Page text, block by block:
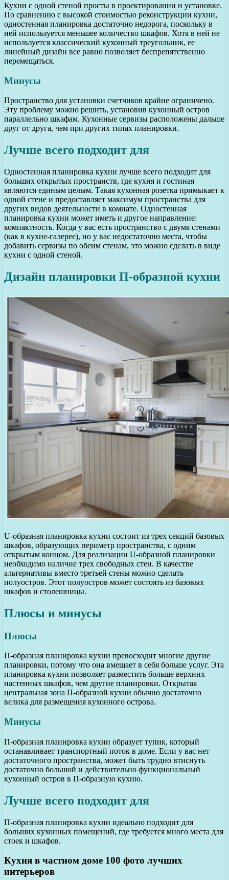
Кухни с одной стеной просты в проектировании и установке.
По сравнению с высокой стоимостью реконструкции кухни,
одностенная планировка достаточно недорога, поскольку в
ней используется меньшее количество шкафов. Хотя в ней не
используется классический кухонный треугольник, ее
линейный дизайн все равно позволяет беспрепятственно
перемещаться.
Минусы
Пространство для установки счетчиков крайне ограничено.
Эту проблему можно решить, установив кухонный остров
параллельно шкафам. Кухонные сервизы расположены дальше
друг от друга, чем при других типах планировки.
Лучше всего подходит для
Одностенная планировка кухни лучше всего подходит для
больших открытых пространств, где кухня и гостиная
являются единым целым. Такая кухонная розетка примыкает к
одной стене и предоставляет максимум пространства для
других видов деятельности в комнате. Одностенная
планировка кухни может иметь и другое направление:
компактность. Когда у вас есть пространство с двумя стенами
(как в кухне-галерее), но у вас недостаточно места, чтобы
добавить сервизы по обеим стенам, это можно сделать в виде
кухни с одной стеной.
Дизайн планировки П-образной кухни
U-образная планировка кухни состоит из трех секций базовых
шкафов, образующих периметр пространства, с одним
открытым концом. Для реализации U-образной планировки
необходимо наличие трех свободных стен. В качестве
альтернативы вместо третьей стены можно сделать
полуостров. Этот полуостров может состоять из базовых
шкафов и столешницы.
Плюсы и минусы
Плюсы
П-образная планировка кухни превосходит многие другие
планировки, потому что она вмещает в себя больше услуг. Эта
планировка кухни позволяет разместить больше верхних
настенных шкафов, чем другие планировки. Открытая
центральная зона П-образной кухни обычно достаточно
велика для размещения кухонного острова.
Минусы
П-образная планировка кухни образует тупик, который
останавливает транспортный поток в доме. Если у вас нет
достаточного пространства, может быть трудно втиснуть
достаточно большой и действительно функциональный
кухонный остров в П-образную кухню.
Лучше всего подходит для
П-образная планировка кухни идеально подходит для
больших кухонных помещений, где требуется много места для
стоек и шкафов.
Кухня в частном доме 100 фото лучших
интерьеров